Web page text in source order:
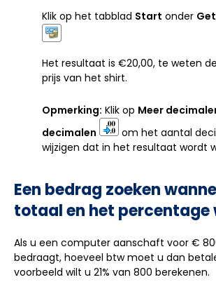
Klik op het tabblad Start onder
Het resultaat is €20,00, te weten
prijs van het shirt.
Opmerking: Klik op Meer
decimalen
om het aantal
wijzigen dat in het resultaat wordt
Een bedrag zoeken
totaal en het percentage
Als u een computer aanschaft voor €
bedraagt, hoeveel btw moet u dan
voorbeeld wilt u 21% van 800 berekenen.